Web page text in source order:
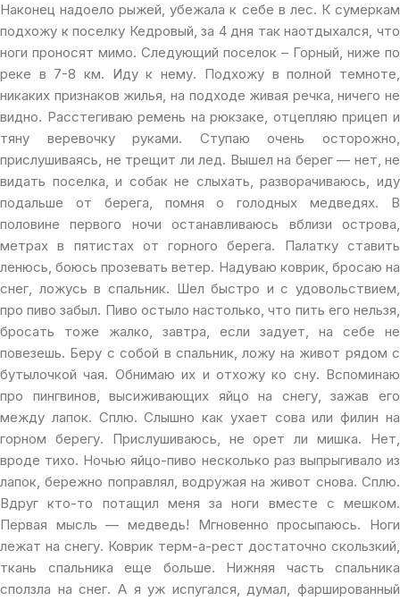
Наконец надоело рыжей, убежала к себе в лес. К сумеркам
подхожу к поселку Кедровый, за 4 дня так наотдыхался, что
ноги проносят мимо. Следующий поселок – Горный, ниже по
реке в 7-8 км. Иду к нему. Подхожу в полной темноте,
никаких признаков жилья, на подходе живая речка, ничего не
видно. Расстегиваю ремень на рюкзаке, отцепляю прицеп и
тяну веревочку руками. Ступаю очень осторожно,
прислушиваясь, не трещит ли лед. Вышел на берег — нет, не
видать поселка, и собак не слыхать, разворачиваюсь, иду
подальше от берега, помня о голодных медведях. В
половине первого ночи останавливаюсь вблизи острова,
метрах в пятистах от горного берега. Палатку ставить
ленюсь, боюсь прозевать ветер. Надуваю коврик, бросаю на
снег, ложусь в спальник. Шел быстро и с удовольствием,
про пиво забыл. Пиво остыло настолько, что пить его нельзя,
бросать тоже жалко, завтра, если задует, на себе не
повезешь. Беру с собой в спальник, ложу на живот рядом с
бутылочкой чая. Обнимаю их и отхожу ко сну. Вспоминаю
про пингвинов, высиживающих яйцо на снегу, зажав его
между лапок. Сплю. Слышно как ухает сова или филин на
горном берегу. Прислушиваюсь, не орет ли мишка. Нет,
вроде тихо. Ночью яйцо-пиво несколько раз выпрыгивало из
лапок, бережно поправлял, водружая на живот снова. Сплю.
Вдруг кто-то потащил меня за ноги вместе с мешком.
Первая мысль — медведь! Мгновенно просыпаюсь. Ноги
лежат на снегу. Коврик терм-а-рест достаточно скользкий,
ткань спальника еще больше. Нижняя часть спальника
сползла на снег. А я уж испугался, думал, фаршированный